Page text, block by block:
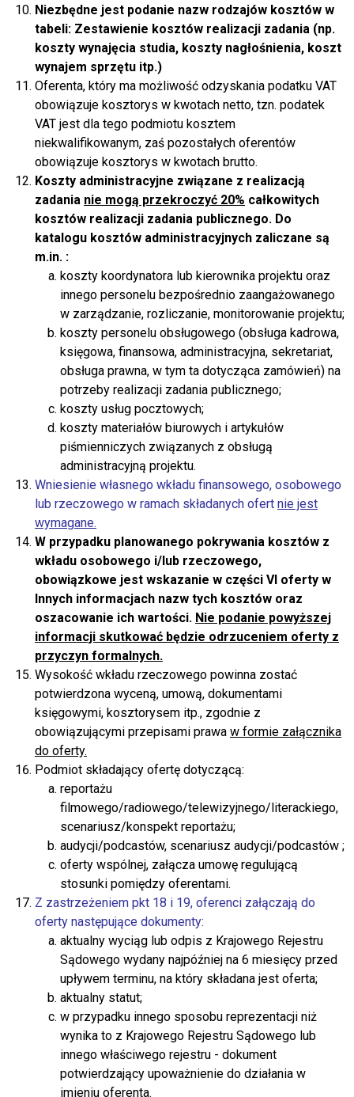
Niezbędne jest podanie nazw rodzajów kosztów w
tabeli: Zestawienie kosztów realizacji zadania (np.
koszty wynajęcia studia, koszty nagłośnienia, koszt
wynajem sprzętu itp.)
Oferenta, który ma możliwość odzyskania podatku VAT
obowiązuje kosztorys w kwotach netto, tzn. podatek
VAT jest dla tego podmiotu kosztem
niekwalifikowanym, zaś pozostałych oferentów
obowiązuje kosztorys w kwotach brutto.
Koszty administracyjne związane z realizacją
zadania nie mogą przekroczyć 20% całkowitych
kosztów realizacji zadania publicznego. Do
katalogu kosztów administracyjnych zaliczane są
m.in. :
koszty koordynatora lub kierownika projektu oraz
innego personelu bezpośrednio zaangażowanego
w zarządzanie, rozliczanie, monitorowanie projektu;
koszty personelu obsługowego (obsługa kadrowa,
księgowa, finansowa, administracyjna, sekretariat,
obsługa prawna, w tym ta dotycząca zamówień) na
potrzeby realizacji zadania publicznego;
koszty usług pocztowych;
koszty materiałów biurowych i artykułów
piśmienniczych związanych z obsługą
administracyjną projektu.
Wniesienie własnego wkładu finansowego, osobowego
lub rzeczowego w ramach składanych ofert nie jest
wymagane.
W przypadku planowanego pokrywania kosztów z
wkładu osobowego i/lub rzeczowego,
obowiązkowe jest wskazanie w części VI oferty w
Innych informacjach nazw tych kosztów oraz
oszacowanie ich wartości. Nie podanie powyższej
informacji skutkować będzie odrzuceniem oferty z
przyczyn formalnych.
Wysokość wkładu rzeczowego powinna zostać
potwierdzona wyceną, umową, dokumentami
księgowymi, kosztorysem itp., zgodnie z
obowiązującymi przepisami prawa w formie załącznika
do oferty.
Podmiot składający ofertę dotyczącą:
reportażu
filmowego/radiowego/telewizyjnego/literackiego,
scenariusz/konspekt reportażu;
audycji/podcastów, scenariusz audycji/podcastów ;
oferty wspólnej, załącza umowę regulującą
stosunki pomiędzy oferentami.
Z zastrzeżeniem pkt 18 i 19, oferenci załączają do
oferty następujące dokumenty:
aktualny wyciąg lub odpis z Krajowego Rejestru
Sądowego wydany najpóźniej na 6 miesięcy przed
upływem terminu, na który składana jest oferta;
aktualny statut;
w przypadku innego sposobu reprezentacji niż
wynika to z Krajowego Rejestru Sądowego lub
innego właściwego rejestru - dokument
potwierdzający upoważnienie do działania w
imieniu oferenta.